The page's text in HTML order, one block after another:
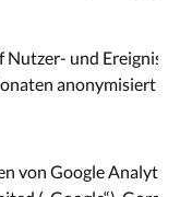
Nutzer- und
anonymisiert
von Google